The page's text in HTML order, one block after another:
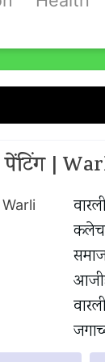
पेंटिंग |